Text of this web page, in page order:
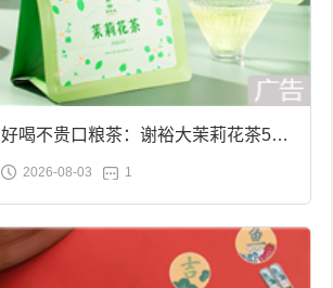
好喝不贵口粮茶：谢裕大茉莉花茶50g
袋装9.9元到手
2026-08-03 1